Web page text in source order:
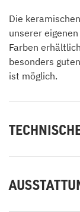
Die
unserer
Farben
besonders
ist möglich.